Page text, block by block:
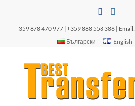
+359 878 470 977 | +359 888 558 386 | Email:
Български
English